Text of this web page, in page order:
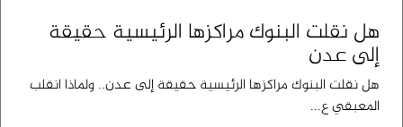
هل نقلت البنوك مراكزها الرئيسية حقيقة
إلى عدن
هل نقلت البنوك مراكزها الرئيسية حقيقة إلى عدن.. ولماذا انقلب
المعبقي ع...